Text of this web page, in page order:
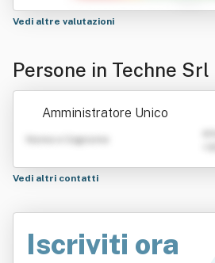
Vedi altre valutazioni
Persone in Techne Srl
Amministratore Unico
Nome e Cognome
Vedi altri contatti
Iscriviti ora